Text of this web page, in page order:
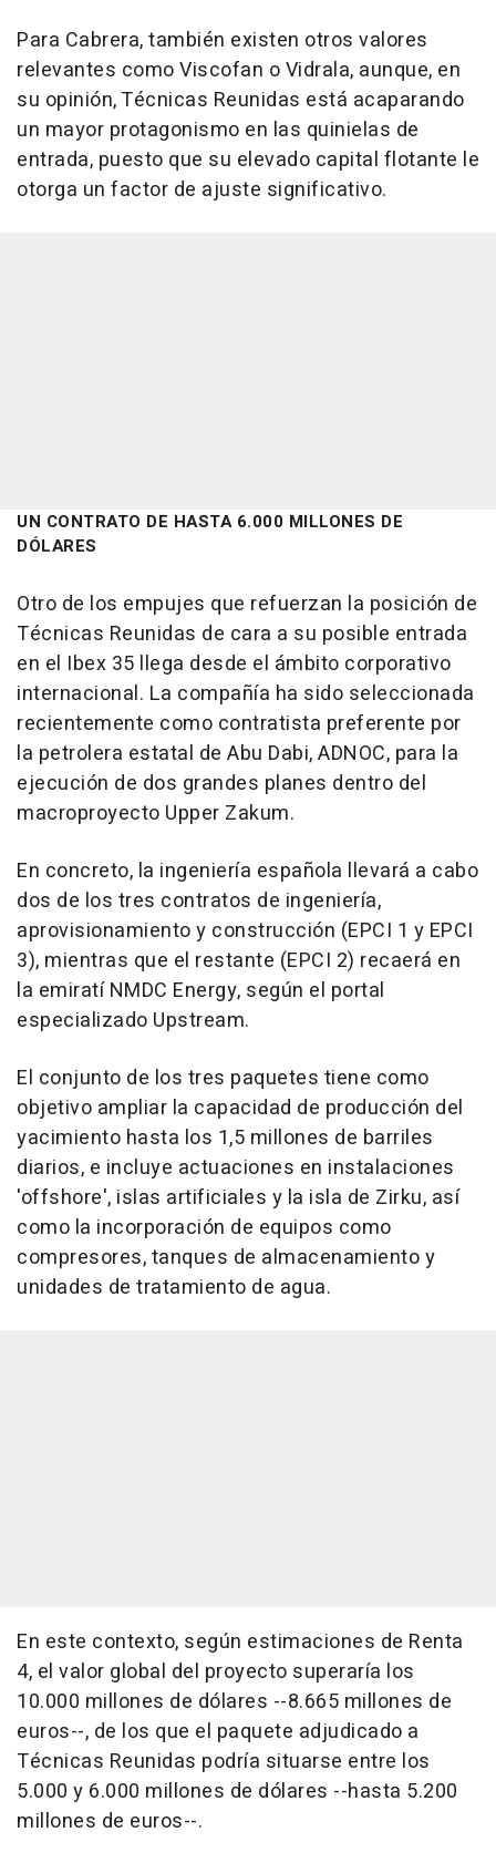
Para Cabrera, también existen otros valores
relevantes como Viscofan o Vidrala, aunque, en
su opinión, Técnicas Reunidas está acaparando
un mayor protagonismo en las quinielas de
entrada, puesto que su elevado capital flotante le
otorga un factor de ajuste significativo.
UN CONTRATO DE HASTA 6.000 MILLONES DE
DÓLARES
Otro de los empujes que refuerzan la posición de
Técnicas Reunidas de cara a su posible entrada
en el Ibex 35 llega desde el ámbito corporativo
internacional. La compañía ha sido seleccionada
recientemente como contratista preferente por
la petrolera estatal de Abu Dabi, ADNOC, para la
ejecución de dos grandes planes dentro del
macroproyecto Upper Zakum.
En concreto, la ingeniería española llevará a cabo
dos de los tres contratos de ingeniería,
aprovisionamiento y construcción (EPCI 1 y EPCI
3), mientras que el restante (EPCI 2) recaerá en
la emiratí NMDC Energy, según el portal
especializado Upstream.
El conjunto de los tres paquetes tiene como
objetivo ampliar la capacidad de producción del
yacimiento hasta los 1,5 millones de barriles
diarios, e incluye actuaciones en instalaciones
'offshore', islas artificiales y la isla de Zirku, así
como la incorporación de equipos como
compresores, tanques de almacenamiento y
unidades de tratamiento de agua.
En este contexto, según estimaciones de Renta
4, el valor global del proyecto superaría los
10.000 millones de dólares --8.665 millones de
euros--, de los que el paquete adjudicado a
Técnicas Reunidas podría situarse entre los
5.000 y 6.000 millones de dólares --hasta 5.200
millones de euros--.